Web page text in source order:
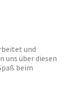
und
uns über diesen
beim